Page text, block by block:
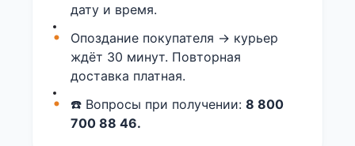
дату и время.
Опоздание покупателя → курьер
ждёт 30 минут. Повторная
доставка платная.
☎️ Вопросы при получении: 8 800
700 88 46.